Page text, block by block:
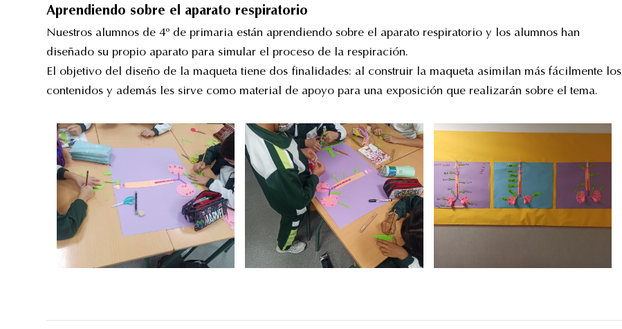
Aprendiendo sobre el aparato respiratorio
Nuestros alumnos de 4º de primaria están aprendiendo sobre el aparato respiratorio y los alumnos han
diseñado su propio aparato para simular el proceso de la respiración.
El objetivo del diseño de la maqueta tiene dos finalidades: al construir la maqueta asimilan más fácilmente los
contenidos y además les sirve como material de apoyo para una exposición que realizarán sobre el tema.